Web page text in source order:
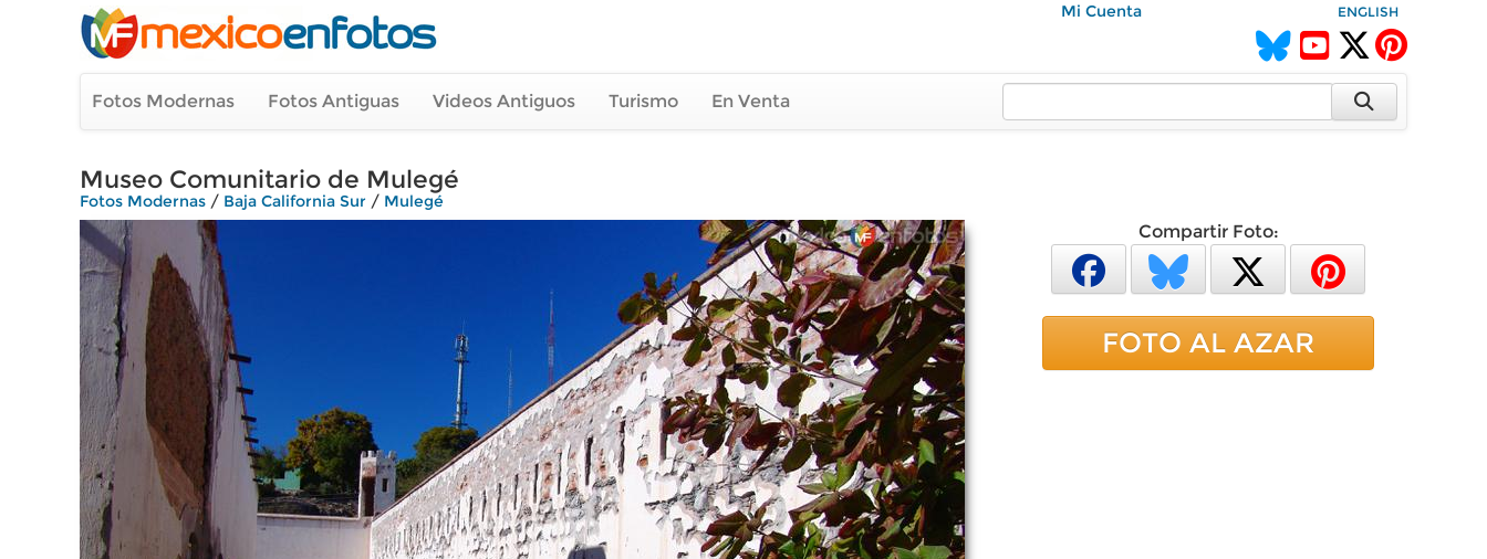
Mi Cuenta ENGLISH
Fotos Modernas Fotos Antiguas Videos Antiguos Turismo En Venta
Museo Comunitario de Mulegé
Fotos Modernas / Baja California Sur / Mulegé
Compartir Foto:
FOTO AL AZAR